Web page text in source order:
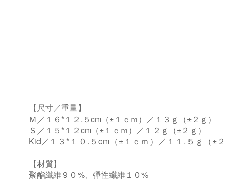
【尺寸／重量】
Ｍ／１６*１２.５cm（±１ｃｍ）／１３ｇ（±２ｇ）
Ｓ／１５*１２cm（±１ｃｍ）／１２ｇ（±２ｇ）
Kid／ １３*１０.５cm（±１ｃｍ）／１１.５ｇ（±
【材質】
聚酯纖維９０%、彈性纖維１０%